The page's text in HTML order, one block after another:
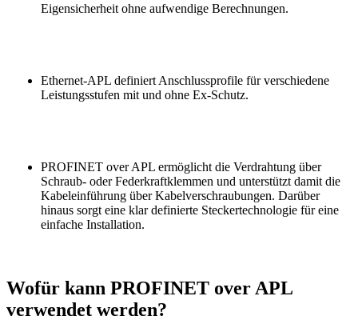
Eigensicherheit ohne aufwendige Berechnungen.
Ethernet-APL definiert Anschlussprofile für verschiedene
Leistungsstufen mit und ohne Ex-Schutz.
PROFINET over APL ermöglicht die Verdrahtung über
Schraub- oder Federkraftklemmen und unterstützt damit die
Kabeleinführung über Kabelverschraubungen. Darüber
hinaus sorgt eine klar definierte Steckertechnologie für eine
einfache Installation.
Wofür kann PROFINET over APL
verwendet werden?